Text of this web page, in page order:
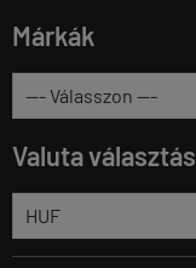
Márkák
Valuta választás